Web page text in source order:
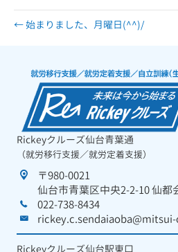
← 始まりました、月曜日(^^)/
Rickeyクルーズ仙台青葉通
（就労移行支援／就労定着支援）
〒980-0021
仙台市青葉区中央2-2-10 仙都
022-738-8434
Rickeyクルーズ仙台駅東口